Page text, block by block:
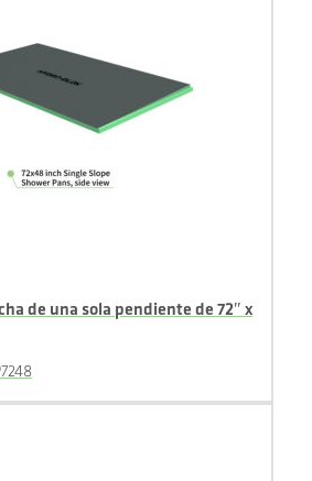
de una sola pendiente de 72″ x